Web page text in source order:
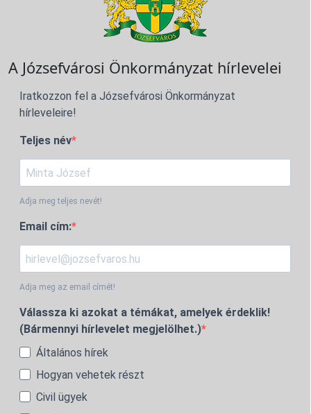
A Józsefvárosi Önkormányzat hírlevelei
Iratkozzon fel a Józsefvárosi Önkormányzat
hírleveleire!
Teljes név
Adja meg teljes nevét!
Email cím:
Adja meg az email címét!
Válassza ki azokat a témákat, amelyek érdeklik!
(Bármennyi hírlevelet megjelölhet.)
Általános hírek
Hogyan vehetek részt
Civil ügyek